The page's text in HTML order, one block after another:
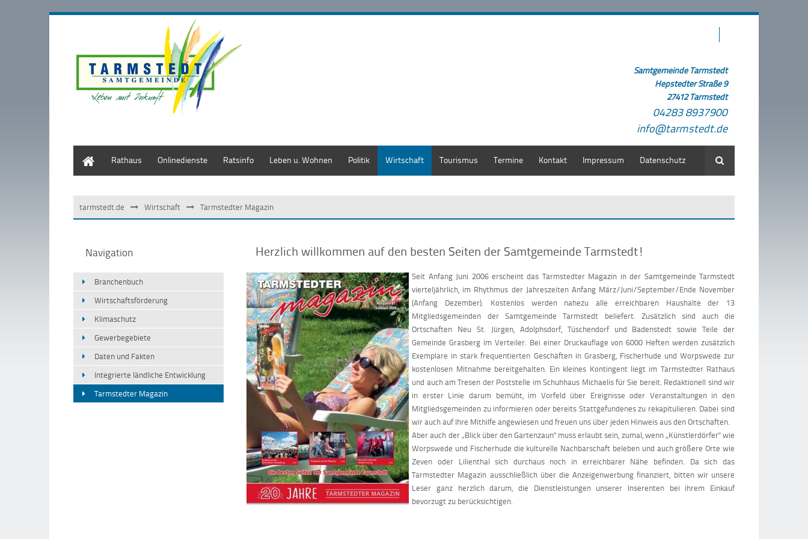
Samtgemeinde Tarmstedt
Hepstedter Straße 9
27412 Tarmstedt
04283 8937900
info@tarmstedt.de
Rathaus Onlinedienste Ratsinfo Leben u. Wohnen Politik Wirtschaft Tourismus Termine Kontakt Impressum Datenschutz Suche
tarmstedt.de Wirtschaft Tarmstedter Magazin
Navigation
Branchenbuch
Wirtschaftsförderung
Klimaschutz
Gewerbegebiete
Daten und Fakten
Integrierte ländliche Entwicklung
Tarmstedter Magazin
Herzlich willkommen auf den besten Seiten der Samtgemeinde Tarmstedt!
Seit Anfang Juni 2006 erscheint das Tarmstedter Magazin in der Samtgemeinde Tarmstedt
vierteljährlich, im Rhythmus der Jahreszeiten Anfang März/Juni/September/Ende November
(Anfang Dezember). Kostenlos werden nahezu alle erreichbaren Haushalte der 13
Mitgliedsgemeinden der Samtgemeinde Tarmstedt beliefert. Zusätzlich sind auch die
Ortschaften Neu St. Jürgen, Adolphsdorf, Tüschendorf und Badenstedt sowie Teile der
Gemeinde Grasberg im Verteiler. Bei einer Druckauflage von 6000 Heften werden zusätzlich
Exemplare in stark frequentierten Geschäften in Grasberg, Fischerhude und Worpswede zur
kostenlosen Mitnahme bereitgehalten. Ein kleines Kontingent liegt im Tarmstedter Rathaus
und auch am Tresen der Poststelle im Schuhhaus Michaelis für Sie bereit. Redaktionell sind wir
in erster Linie darum bemüht, im Vorfeld über Ereignisse oder Veranstaltungen in den
Mitgliedsgemeinden zu informieren oder bereits Stattgefundenes zu rekapitulieren. Dabei sind
wir auch auf Ihre Mithilfe angewiesen und freuen uns über jeden Hinweis aus den Ortschaften.
Aber auch der „Blick über den Gartenzaun" muss erlaubt sein, zumal, wenn „Künstlerdörfer" wie
Worpswede und Fischerhude die kulturelle Nachbarschaft beleben und auch größere Orte wie
Zeven oder Lilienthal sich durchaus noch in erreichbarer Nähe befinden. Da sich das
Tarmstedter Magazin ausschließlich über die Anzeigenwerbung finanziert, bitten wir unsere
Leser ganz herzlich darum, die Dienstleistungen unserer Inserenten bei ihrem Einkauf
bevorzugt zu berücksichtigen.